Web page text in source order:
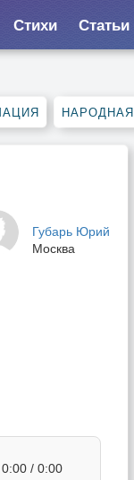
Стихи Статьи
НАРОДНАЯ
Губарь Юрий
Москва
0:00 / 0:00